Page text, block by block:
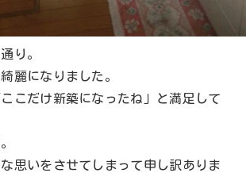
り。
麗になりました。
こだけ新築になったね」と満足して
思いをさせてしまって申し訳ありま